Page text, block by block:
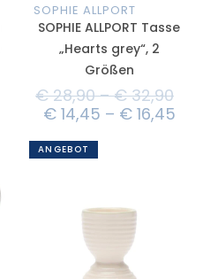
SOPHIE ALLPORT
SOPHIE ALLPORT Tasse
„Hearts grey“, 2
Größen
€28,90 –€32,90
€14,45 – €16,45
ANGEBOT